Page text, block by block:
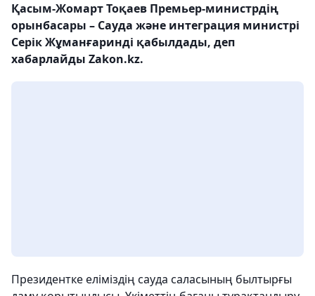
Қасым-Жомарт Тоқаев Премьер-министрдің
орынбасары – Сауда және интеграция министрі
Серік Жұманғаринді қабылдады, деп
хабарлайды Zakon.kz.
Президентке еліміздің сауда саласының былтырғы